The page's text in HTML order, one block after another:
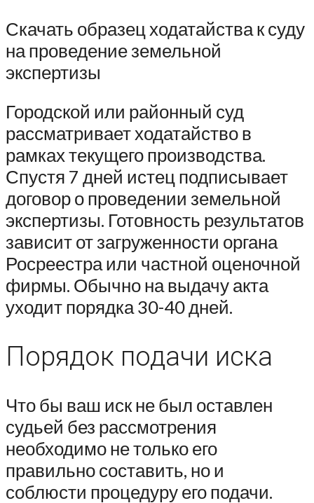
Скачать образец ходатайства к суду
на проведение земельной
экспертизы
Городской или районный суд
рассматривает ходатайство в
рамках текущего производства.
Спустя 7 дней истец подписывает
договор о проведении земельной
экспертизы. Готовность результатов
зависит от загруженности органа
Росреестра или частной оценочной
фирмы. Обычно на выдачу акта
уходит порядка 30-40 дней.
Порядок подачи иска
Что бы ваш иск не был оставлен
судьей без рассмотрения
необходимо не только его
правильно составить, но и
соблюсти процедуру его подачи.